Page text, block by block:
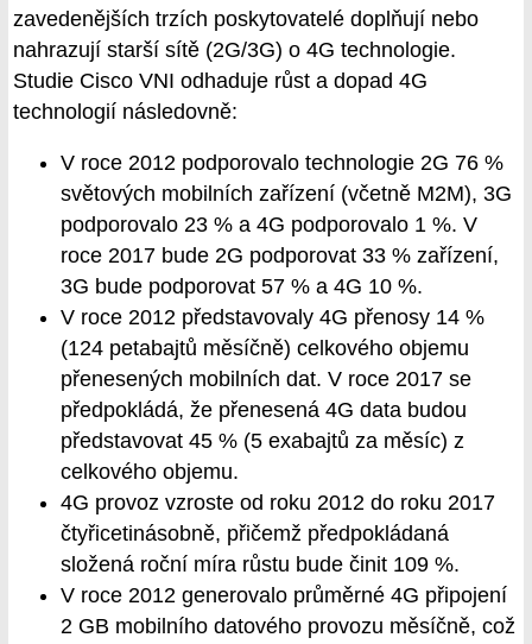
zavedenějších trzích poskytovatelé doplňují nebo
nahrazují starší sítě (2G/3G) o 4G technologie.
Studie Cisco VNI odhaduje růst a dopad 4G
technologií následovně:
V roce 2012 podporovalo technologie 2G 76 %
světových mobilních zařízení (včetně M2M), 3G
podporovalo 23 % a 4G podporovalo 1 %. V
roce 2017 bude 2G podporovat 33 % zařízení,
3G bude podporovat 57 % a 4G 10 %.
V roce 2012 představovaly 4G přenosy 14 %
(124 petabajtů měsíčně) celkového objemu
přenesených mobilních dat. V roce 2017 se
předpokládá, že přenesená 4G data budou
představovat 45 % (5 exabajtů za měsíc) z
celkového objemu.
4G provoz vzroste od roku 2012 do roku 2017
čtyřicetinásobně, přičemž předpokládaná
složená roční míra růstu bude činit 109 %.
V roce 2012 generovalo průměrné 4G připojení
2 GB mobilního datového provozu měsíčně, což